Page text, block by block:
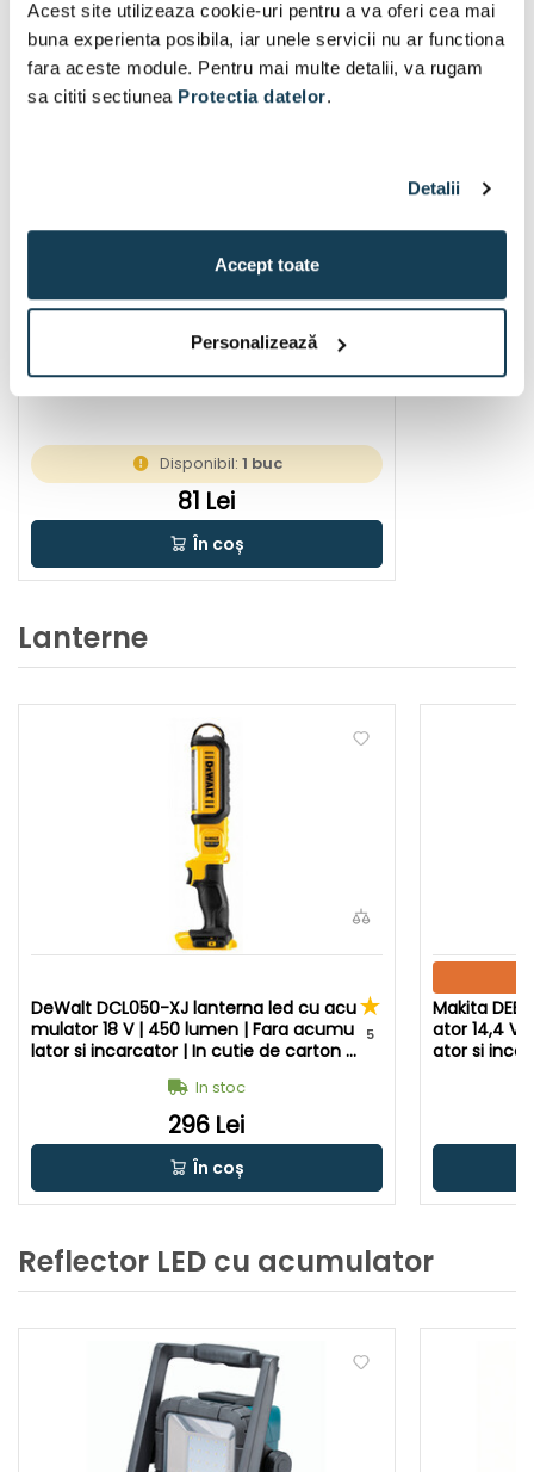
Acest site utilizeaza cookie-uri pentru a va oferi cea mai
buna experienta posibila, iar unele servicii nu ar functiona
fara aceste module. Pentru mai multe detalii, va rugam
sa cititi sectiunea Protectia datelor.
Detalii
Accept toate
Personalizează
Lanterne de cap
Brennenstuhl KL100 lampa de cap
Disponibil: 1 buc
81 Lei
În coș
Lanterne
DeWalt DCL050-XJ lanterna led cu acu
mulator 18 V | 450 lumen | Fara acumu
lator si incarcator | In cutie de carton o
5
In stoc
296 Lei
În coș
Makita
ator 14,4 V/
ator si
Reflector LED cu acumulator